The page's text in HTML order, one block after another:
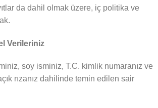
da dahil olmak üzere, iç politika ve
Verileriniz
soy isminiz, T.C. kimlik numaranız ve
rızanız dahilinde temin edilen sair